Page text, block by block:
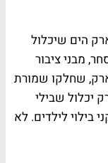
הים שיכלול
ומסחר, מבני ציבור
- פארק, שחלקו שמורת
יכלול שבילי
בילוי לילדים. לא